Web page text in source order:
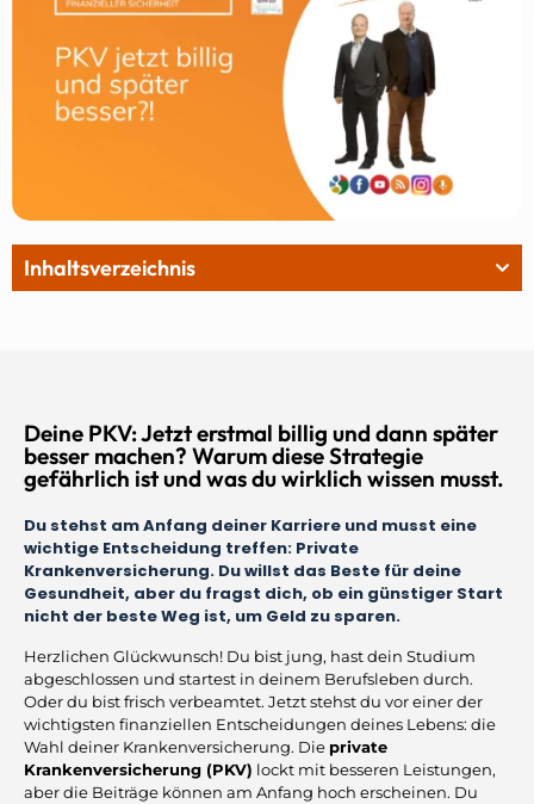
Inhaltsverzeichnis
Deine PKV: Jetzt erstmal billig und dann später
besser machen? Warum diese Strategie
gefährlich ist und was du wirklich wissen musst.
Du stehst am Anfang deiner Karriere und musst eine
wichtige Entscheidung treffen: Private
Krankenversicherung. Du willst das Beste für deine
Gesundheit, aber du fragst dich, ob ein günstiger Start
nicht der beste Weg ist, um Geld zu sparen.
Herzlichen Glückwunsch! Du bist jung, hast dein Studium
abgeschlossen und startest in deinem Berufsleben durch.
Oder du bist frisch verbeamtet. Jetzt stehst du vor einer der
wichtigsten finanziellen Entscheidungen deines Lebens: die
Wahl deiner Krankenversicherung. Die private
Krankenversicherung (PKV) lockt mit besseren Leistungen,
aber die Beiträge können am Anfang hoch erscheinen. Du